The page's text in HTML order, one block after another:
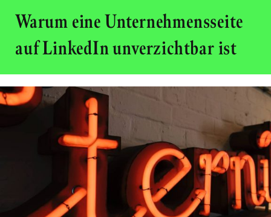
Warum eine Unternehmensseite
auf LinkedIn unverzichtbar ist